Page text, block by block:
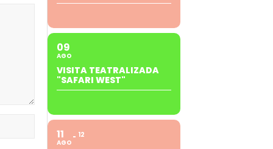
09
AGO
VISITA TEATRALIZADA
"SAFARI WEST"
11
AGO
12